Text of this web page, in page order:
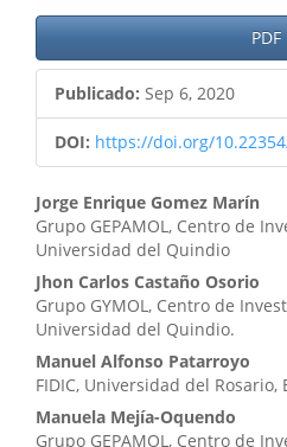
PDF
Publicado: Sep 6, 2020
DOI: https://doi.org/
Contenido
principal
del
artículo
Jorge Enrique Gomez Marín
Grupo GEPAMOL, Centro de
Universidad del Quindio
Jhon Carlos Castaño Osorio
Grupo GYMOL, Centro de
Universidad del Quindio.
Manuel Alfonso Patarroyo
FIDIC, Universidad del Rosario,
Manuela Mejía-Oquendo
Grupo GEPAMOL, Centro de